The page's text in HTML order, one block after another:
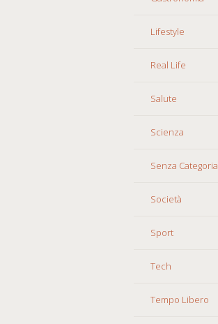
Lifestyle
Real Life
Salute
Scienza
Senza Categoria
Società
Sport
Tech
Tempo Libero